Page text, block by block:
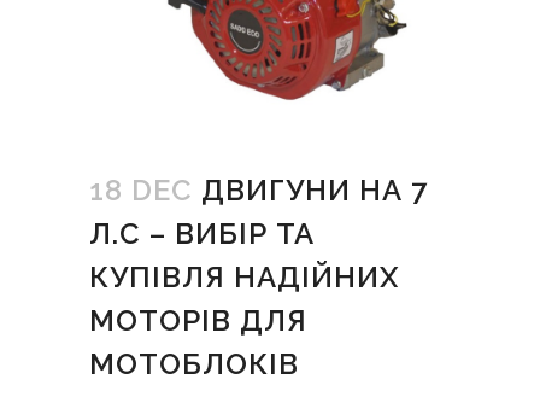
18 DEC ДВИГУНИ НА 7
Л.С – ВИБІР ТА
КУПІВЛЯ НАДІЙНИХ
МОТОРІВ ДЛЯ
МОТОБЛОКІВ